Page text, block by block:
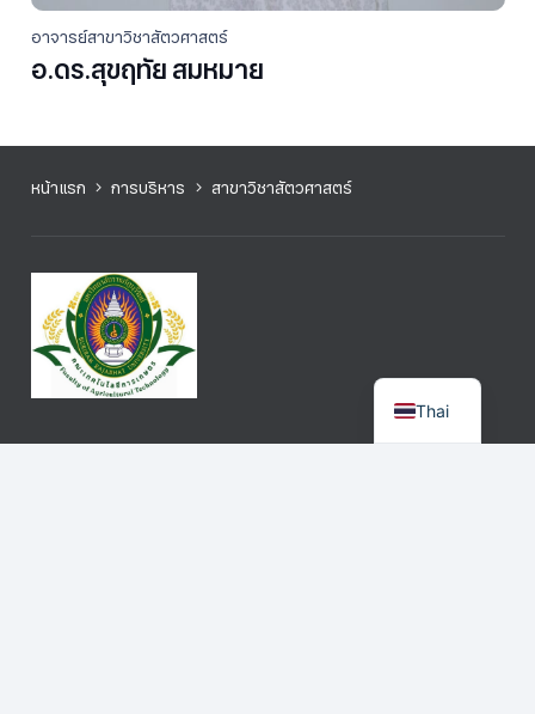
อาจารย์สาขาวิชาสัตวศาสตร์
อ.ดร.สุขฤทัย สมหมาย
หน้าแรก การบริหาร สาขาวิชาสัตวศาสตร์
Thai